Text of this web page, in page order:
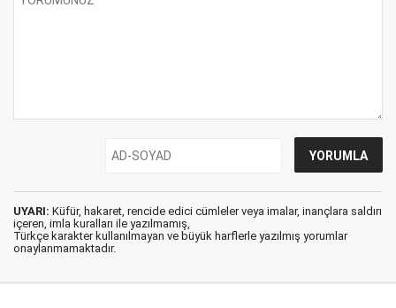
UYARI: Küfür, hakaret, rencide edici cümleler veya imalar, inançlara saldırı
içeren, imla kuralları ile yazılmamış,
Türkçe karakter kullanılmayan ve büyük harflerle yazılmış yorumlar
onaylanmamaktadır.